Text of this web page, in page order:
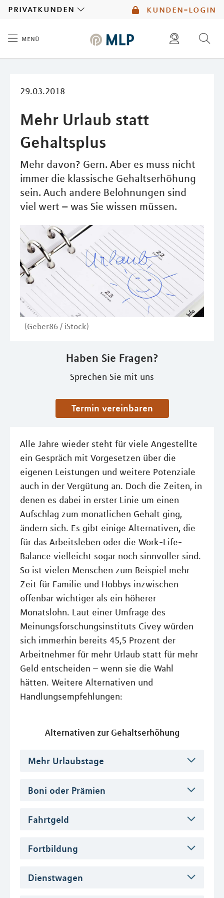
kunden-login
privatkunden
menü
29.03.2018
Mehr Urlaub statt
Gehaltsplus
Mehr davon? Gern. Aber es muss nicht
immer die klassische Gehaltserhöhung
sein. Auch andere Belohnungen sind
viel wert – was Sie wissen müssen.
(Geber86 / iStock)
Haben Sie Fragen?
Sprechen Sie mit uns
Termin vereinbaren
Alle Jahre wieder steht für viele Angestellte
ein Gespräch mit Vorgesetzen über die
eigenen Leistungen und weitere Potenziale
auch in der Vergütung an. Doch die Zeiten, in
denen es dabei in erster Linie um einen
Aufschlag zum monatlichen Gehalt ging,
ändern sich. Es gibt einige Alternativen, die
für das Arbeitsleben oder die Work-Life-
Balance vielleicht sogar noch sinnvoller sind.
So ist vielen Menschen zum Beispiel mehr
Zeit für Familie und Hobbys inzwischen
offenbar wichtiger als ein höherer
Monatslohn. Laut einer Umfrage des
Meinungsforschungsinstituts Civey würden
sich immerhin bereits 45,5 Prozent der
Arbeitnehmer für mehr Urlaub statt für mehr
Geld entscheiden – wenn sie die Wahl
hätten. Weitere Alternativen und
Handlungsempfehlungen:
Alternativen zur Gehaltserhöhung
Mehr Urlaubstage
Boni oder Prämien
Fahrtgeld
Fortbildung
Dienstwagen